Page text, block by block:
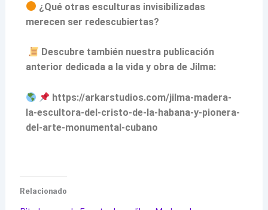
¿Qué otras esculturas invisibilizadas
merecen ser redescubiertas?
Descubre también nuestra publicación
anterior dedicada a la vida y obra de Jilma:
https://arkarstudios.com/jilma-madera-
la-escultora-del-cristo-de-la-habana-y-pionera-
del-arte-monumental-cubano
Relacionado